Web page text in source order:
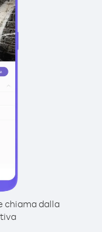
chiama dalla